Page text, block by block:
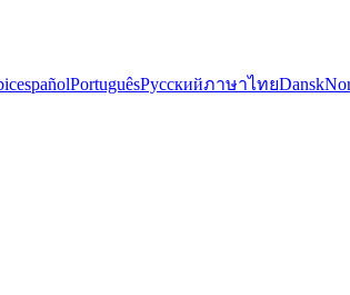
españolPortuguêsРусскийภาษาไทยDansk